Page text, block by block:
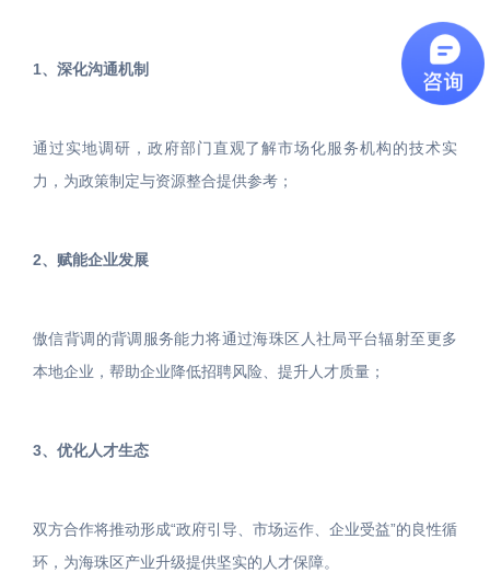
1、深化沟通机制
通过实地调研，政府部门直观了解市场化服务机构的技术实
力，为政策制定与资源整合提供参考；
2、赋能企业发展
傲信背调的背调服务能力将通过海珠区人社局平台辐射至更多
本地企业，帮助企业降低招聘风险、提升人才质量；
3、优化人才生态
双方合作将推动形成“政府引导、市场运作、企业受益”的良性循
环，为海珠区产业升级提供坚实的人才保障。